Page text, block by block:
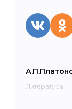
Литература